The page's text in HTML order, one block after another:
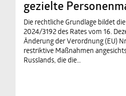
gezielte
Die rechtliche Grundlage bildet
2024/3192 des Rates vom 16.
Änderung der Verordnung (EU)
restriktive Maßnahmen
Russlands, die die…